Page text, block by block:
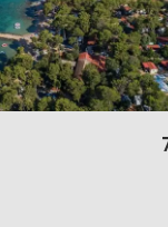
door de
kwaliteit is.
voor-
al veel